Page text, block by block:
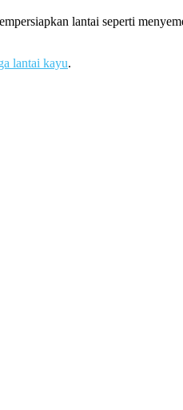
lantai seperti
lantai kayu.